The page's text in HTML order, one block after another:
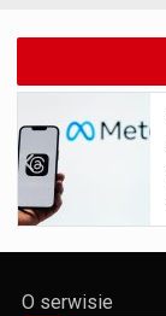
O serwisie